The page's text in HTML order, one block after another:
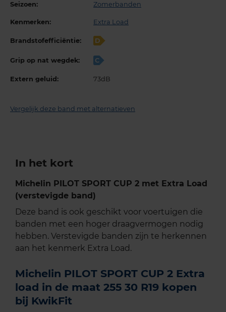
Seizoen: Zomerbanden
Kenmerken: Extra Load
Brandstofefficiëntie: D
Grip op nat wegdek: C
Extern geluid: 73dB
Vergelijk deze band met alternatieven
In het kort
Michelin PILOT SPORT CUP 2 met Extra Load
(verstevigde band)
Deze band is ook geschikt voor voertuigen die
banden met een hoger draagvermogen nodig
hebben. Verstevigde banden zijn te herkennen
aan het kenmerk Extra Load.
Michelin PILOT SPORT CUP 2 Extra
load in de maat 255 30 R19 kopen
bij KwikFit